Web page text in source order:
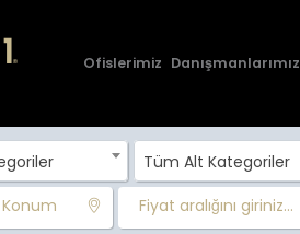
Ofislerimiz Danışmanlarımız
Tüm Alt Kategoriler
Konum Fiyat aralığını giriniz...